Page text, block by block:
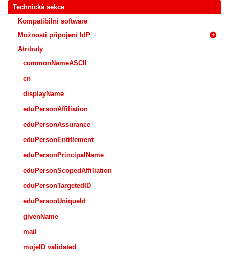
Technická sekce
Kompatibilní software
Možnosti připojení IdP
Atributy
commonNameASCII
cn
displayName
eduPersonAffiliation
eduPersonAssurance
eduPersonEntitlement
eduPersonPrincipalName
eduPersonScopedAffiliation
eduPersonTargetedID
eduPersonUniqueId
givenName
mail
mojeID validated